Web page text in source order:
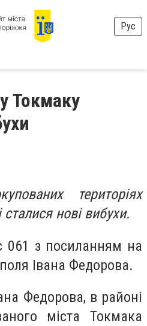
Рус
Токмаку
територіях
сталися нові вибухи.
061 з посиланням на
Івана Федорова.
Федорова, в районі
міста Токмака